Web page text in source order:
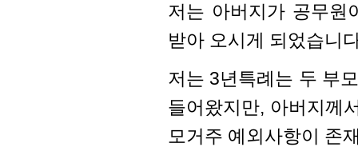
저는 아버지가 공무원
받아 오시게 되었습니
저는 3년특례는 두 부
들어왔지만, 아버지께
모거주 예외사항이 존